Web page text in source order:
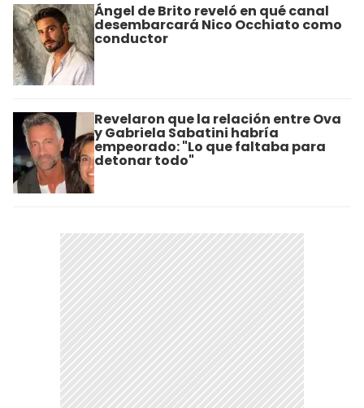
Ángel de Brito reveló en qué canal
desembarcará Nico Occhiato como
conductor
Revelaron que la relación entre Ova
y Gabriela Sabatini habría
empeorado: "Lo que faltaba para
detonar todo"